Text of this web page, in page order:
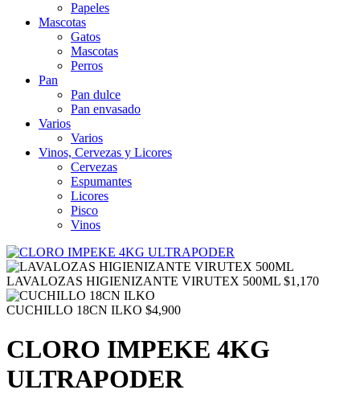
Papeles
Mascotas
Gatos
Mascotas
Perros
Pan
Pan dulce
Pan envasado
Varios
Varios
Vinos, Cervezas y Licores
Cervezas
Espumantes
Licores
Pisco
Vinos
LAVALOZAS HIGIENIZANTE VIRUTEX 500ML $1,170
CUCHILLO 18CN ILKO $4,900
CLORO IMPEKE 4KG
ULTRAPODER